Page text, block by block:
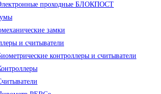
проходные БЛОКПОСТ
замки
и считыватели
контроллеры и считыватели